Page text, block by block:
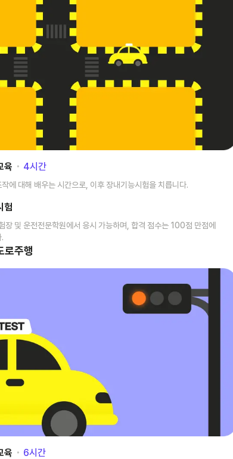
육 ･ 4시간
작에 대해 배우는 시간으로, 이후 장내기능시험을 치릅니다.
험
장 및 운전전문학원에서 응시 가능하며, 합격 점수는 100점 만점에
로주행
육 ･ 6시간